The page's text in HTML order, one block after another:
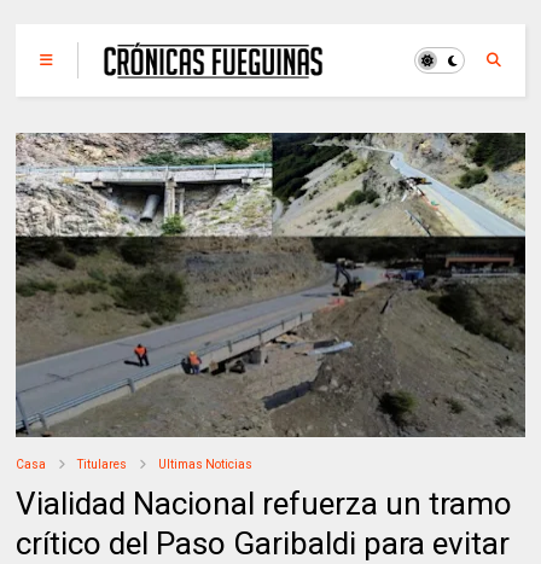
Casa Titulares Ultimas Noticias
Vialidad Nacional refuerza un tramo
crítico del Paso Garibaldi para evitar